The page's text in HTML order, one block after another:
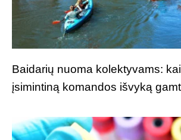
Baidarių nuoma kolektyvams:
įsimintiną komandos išvyką